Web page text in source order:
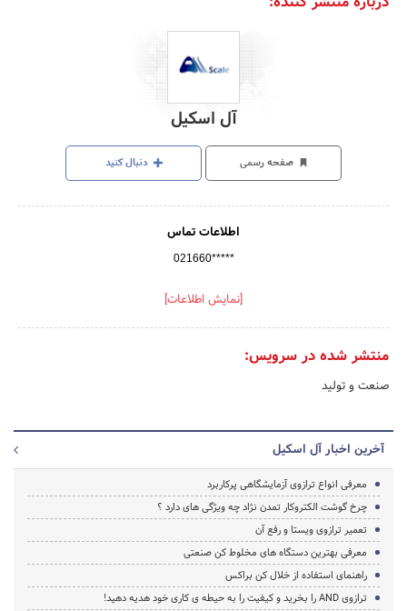
آل اسکیل
صفحه رسمی دنبال کنید
اطلاعات تماس
021660*****
[نمایش اطلاعات]
منتشر شده در سرویس:
صنعت و تولید
آخرین اخبار آل اسکیل
معرفی انواع ترازوی آزمایشگاهی پرکاربرد
چرخ گوشت الکتروکار تمدن نژاد چه ویژگی های دارد ؟
تعمیر ترازوی ویستا و رفع آن
معرفی بهترین دستگاه های مخلوط کن صنعتی
راهنمای استفاده از خلال کن براکس
ترازوی AND را بخرید و کیفیت را به حیطه ی کاری خود هدیه دهید!